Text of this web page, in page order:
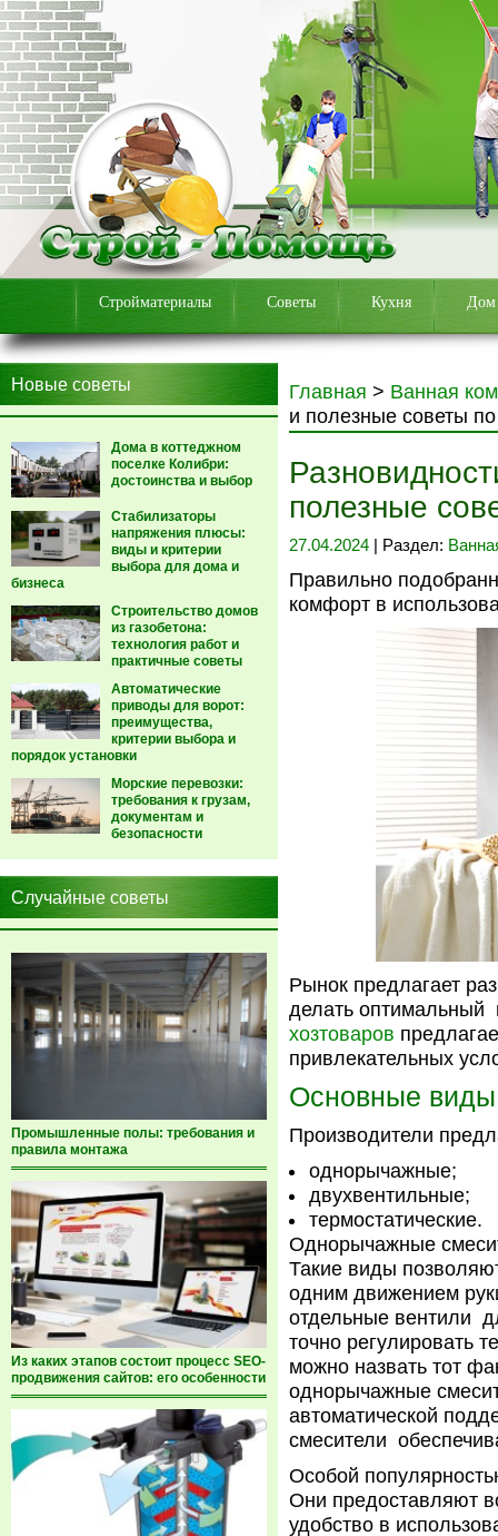
Стройматериалы Советы Кухня Дом
Новые советы
Дома в коттеджном
поселке Колибри:
достоинства и выбор
Стабилизаторы
напряжения плюсы:
виды и критерии
выбора для дома и
бизнеса
Строительство домов
из газобетона:
технология работ и
практичные советы
Автоматические
приводы для ворот:
преимущества,
критерии выбора и
порядок установки
Морские перевозки:
требования к грузам,
документам и
безопасности
Случайные советы
Промышленные полы: требования и
правила монтажа
Из каких этапов состоит процесс SEO-
продвижения сайтов: его особенности
Главная > Ванная
и полезные советы
полезные
27.04.2024 | Раздел:
Правильно
комфорт в
Рынок предлагает
делать
хозтоваров
привлекательных
Основные виды
Производители
однорычажные;
двухвентильные;
термостатические.
Однорычажные
Такие виды
одним движением
отдельные вентили
точно регулировать
можно назвать тот
однорычажные
автоматической
смесители
Особой
Они предоставляют
удобство в